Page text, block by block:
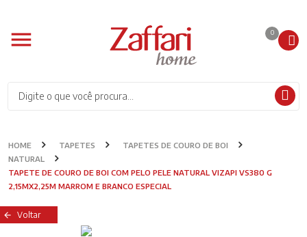
0
HOME TAPETES
TAPETES DE COURO DE BOI
NATURAL
TAPETE DE COURO DE BOI COM PELO PELE NATURAL VIZAPI VS380 G
2,15MX2,25M MARROM E BRANCO ESPECIAL
Voltar